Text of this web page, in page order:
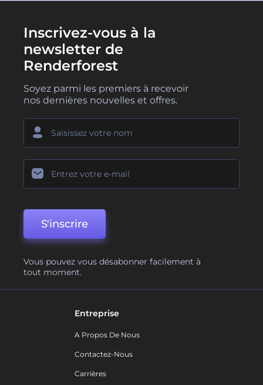
Inscrivez-vous à la
newsletter de
Renderforest
Soyez parmi les premiers à recevoir
nos dernières nouvelles et offres.
S'inscrire
Vous pouvez vous désabonner facilement à
tout moment.
Entreprise
A Propos De Nous
Contactez-Nous
Carrières